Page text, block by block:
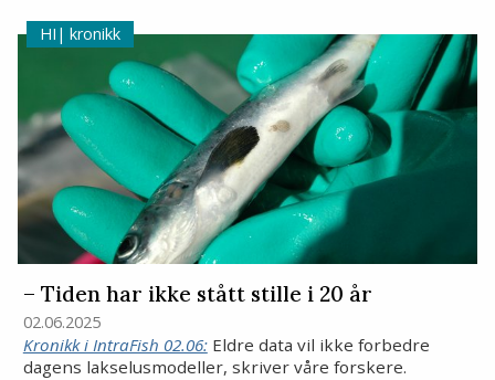
kronikk
– Tiden har ikke stått stille i 20 år
02.06.2025
Kronikk i IntraFish 02.06:Eldre data vil ikke forbedre
dagens lakselusmodeller, skriver våre forskere.